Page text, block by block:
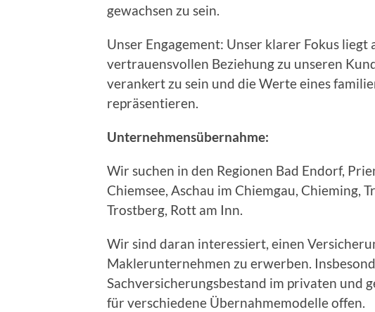
gewachsen zu sein.
Unser Engagement: Unser klarer Fokus liegt
vertrauensvollen Beziehung zu unseren
verankert zu sein und die Werte eines
repräsentieren.
Unternehmensübernahme:
Wir suchen in den Regionen Bad Endorf,
Chiemsee, Aschau im Chiemgau, Chieming,
Trostberg, Rott am Inn.
Wir sind daran interessiert, einen
Maklerunternehmen zu erwerben.
Sachversicherungsbestand im privaten und
für verschiedene Übernahmemodelle offen.